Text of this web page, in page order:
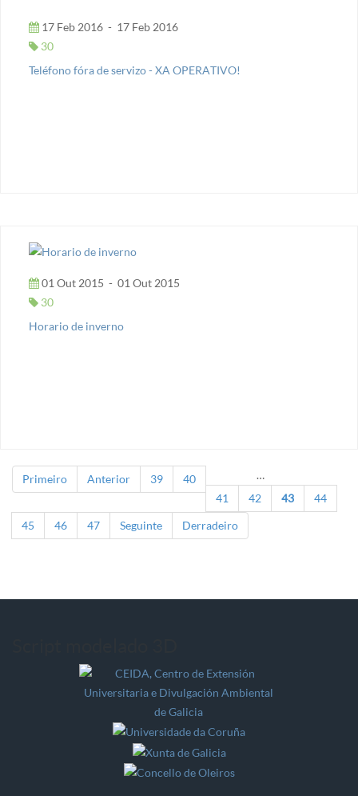
17 Feb 2016 - 17 Feb 2016
30
Teléfono fóra de servizo - XA OPERATIVO!
01 Out 2015 - 01 Out 2015
30
Horario de inverno
Páxinas
Primeiro Anterior …
39
40
41
42 43
44
45
46 47 Seguinte Derradeiro